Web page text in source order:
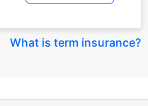
diseases, cover upto 30 years
What is term insurance?